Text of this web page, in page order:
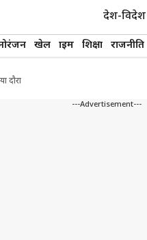
देश-विदेश
खेल क्राइम शिक्षा राजनीति
दौरा
---Advertisement---